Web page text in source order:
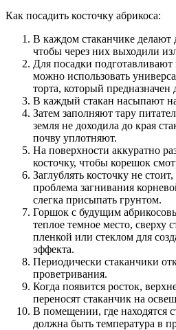
Как посадить косточку абрикоса:
В каждом стаканчике делают
чтобы через них выходили
Для посадки подготавливают
можно использовать
торта, который
В каждый стакан насыпают
Затем заполняют тару
земля не доходила до края
почву уплотняют.
На поверхности аккуратно
косточку, чтобы корешок
Заглублять косточку не
проблема загнивания
слегка присыпать грунтом.
Горшок с будущим
теплое темное место, сверху
пленкой или стеклом для
эффекта.
Периодически стаканчики
проветривания.
Когда появится росток,
переносят стаканчик на
В помещении, где находятся
должна быть температура в